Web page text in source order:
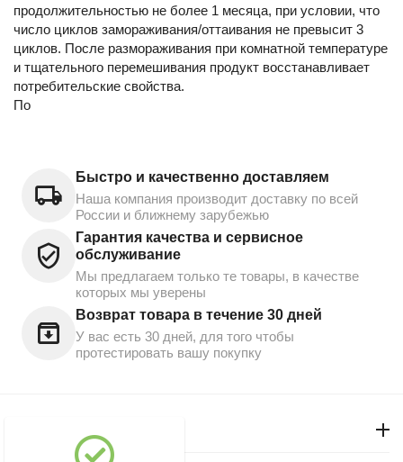
продолжительностью не более 1 месяца, при условии, что
число циклов замораживания/оттаивания не превысит 3
циклов. После размораживания при комнатной температуре
и тщательного перемешивания продукт восстанавливает
потребительские свойства.
По
Быстро и качественно доставляем
Наша компания производит доставку по всей
России и ближнему зарубежью
Гарантия качества и сервисное
обслуживание
Мы предлагаем только те товары, в качестве
которых мы уверены
Возврат товара в течение 30 дней
У вас есть 30 дней, для того чтобы
протестировать вашу покупку